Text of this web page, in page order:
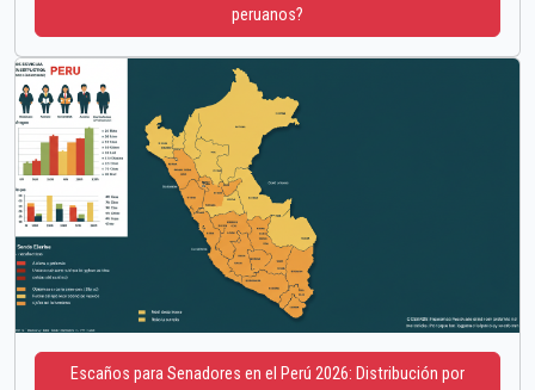
peruanos?
Escaños para Senadores en el Perú 2026: Distribución por